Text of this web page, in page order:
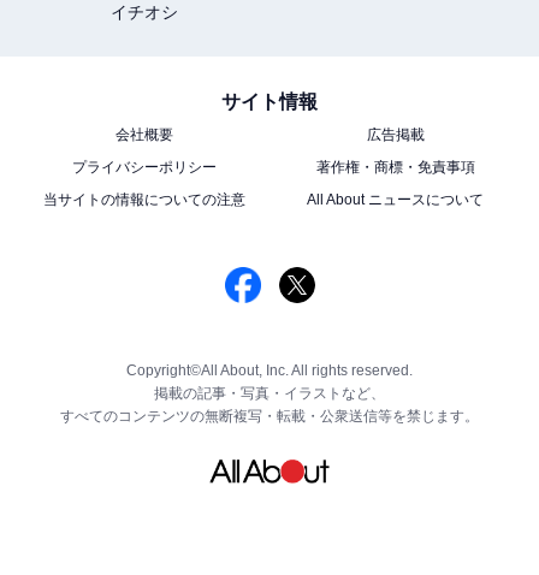
イチオシ
サイト情報
会社概要
広告掲載
プライバシーポリシー
著作権・商標・免責事項
当サイトの情報についての注意
All About ニュースについて
Copyright©All About, Inc. All rights reserved.
掲載の記事・写真・イラストなど、
すべてのコンテンツの無断複写・転載・公衆送信等を禁じます。